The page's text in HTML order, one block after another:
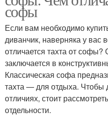
софы
Если вам необходимо
диванчик, наверняка у вас
отличается тахта от софы?
заключается в
Классическая софа
тахта — для отдыха. Чтобы
отличиях, стоит
отдельности.